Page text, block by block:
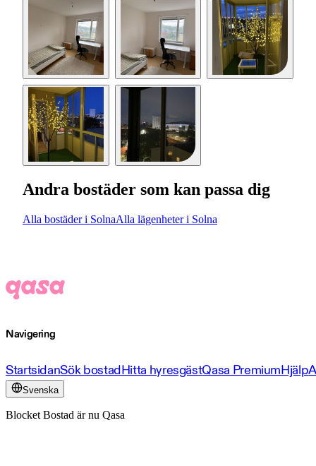
Andra bostäder som kan passa dig
Alla bostäder i SolnaAlla lägenheter i Solna
Navigering
StartsidanSök bostadHitta hyresgästQasa PremiumHjälp
Svenska
Blocket Bostad är nu Qasa